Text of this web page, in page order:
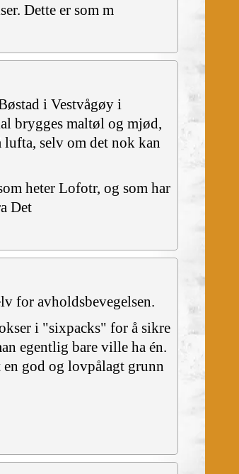
Dette er som m
i Vestvågøy i
brygges maltøl og mjød,
selv om det nok kan
heter Lofotr, og som har
Det
for avholdsbevegelsen.
i "sixpacks" for å sikre
egentlig bare ville ha én.
god og lovpålagt grunn